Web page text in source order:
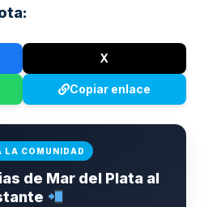
X
Copiar enlace
LA COMUNIDAD
de Mar del Plata al